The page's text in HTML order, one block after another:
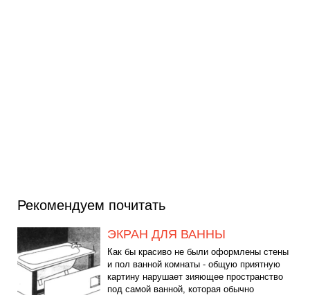
Рекомендуем почитать
ЭКРАН ДЛЯ ВАННЫ
Как бы красиво не были оформлены стены
и пол ванной комнаты - общую приятную
картину нарушает зияющее пространство
под самой ванной, которая обычно